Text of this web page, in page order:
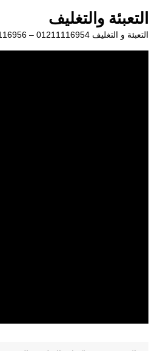
المحتوى
التعبئة والتغليف
التعبئة و التغليف 01211116954 – 01211116956 – 01211116958